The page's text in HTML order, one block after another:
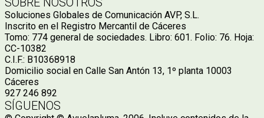
Soluciones Globales de Comunicación AVP, S.L.
Inscrito en el Registro Mercantil de Cáceres
Tomo: 774 general de sociedades. Libro: 601. Folio: 76. Hoja:
CC-10382
C.I.F.: B10368918
Domicilio social en Calle San Antón 13, 1º planta 10003
Cáceres
927 246 892
SÍGUENOS